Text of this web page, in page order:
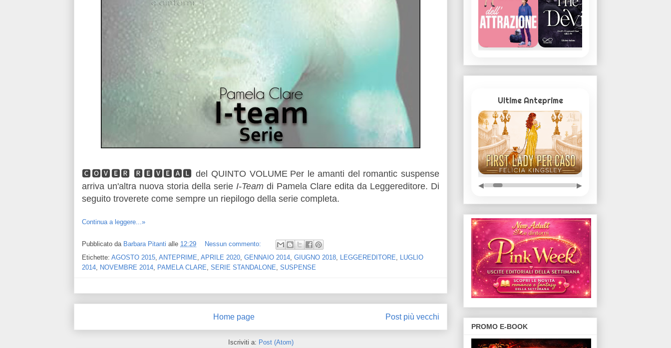
🅲🅾🆅🅴🆁 🆁🅴🆅🅴🅰🅻 del QUINTO VOLUME Per le amanti del romantic suspense
arriva un'altra nuova storia della serie I-Team di Pamela Clare edita da Leggereditore. Di
seguito troverete come sempre un riepilogo della serie completa.
Continua a leggere...»
Pubblicato da Barbara Pitanti alle 12:29
Nessun commento:
Etichette: AGOSTO 2015 ANTEPRIME APRILE 2020 GENNAIO 2014 GIUGNO 2018 LEGGEREDITORE
LUGLIO
2014
NOVEMBRE 2014 PAMELA CLARE SERIE STANDALONE SUSPENSE
Post più vecchi
Home page
Iscriviti a: Post (Atom)
Ultime Anteprime
◀ ▶
PROMO E-BOOK